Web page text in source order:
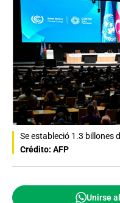
Se estableció 1.3 billones
Crédito: AFP
Unirse